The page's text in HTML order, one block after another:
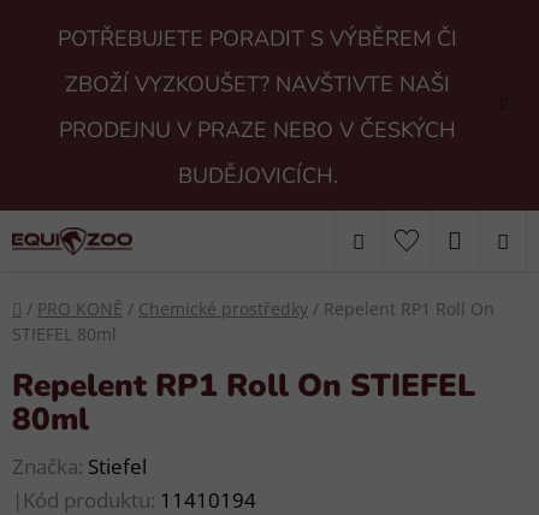
POTŘEBUJETE PORADIT S VÝBĚREM ČI
ZBOŽÍ VYZKOUŠET? NAVŠTIVTE NAŠI
PRODEJNU V PRAZE NEBO V ČESKÝCH
BUDĚJOVICÍCH.
Hledat
KOŠÍK
Domů
/ PRO KONĚ / Chemické prostředky / Repelent RP1 Roll On
STIEFEL 80ml
Repelent RP1 Roll On STIEFEL
80ml
Značka: Stiefel
| Kód produktu: 11410194